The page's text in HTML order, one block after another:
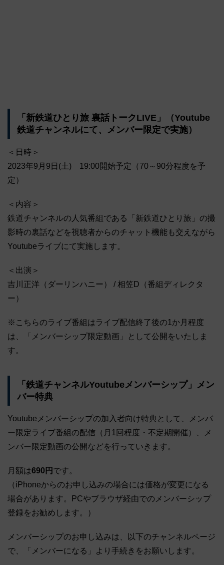
「新鉄道ひとり旅 裏話トークLIVE」（Youtube
鉄道チャンネルにて、メンバー限定で実施）
＜日時＞
2023年9月9日(土) 19:00開始予定（70～90分程度を予
定）
＜内容＞
鉄道チャンネルの人気番組である「新鉄道ひとり旅」の撮
影時の裏話などを視聴者からのチャット機能も交えながら
Youtubeライブにて実施します。
＜出演＞
吉川正洋（ダーリンハニー） / 相笠D（番組ディレクタ
ー）
※こちらのライブ番組はライブ配信終了後の1か月程度
は、「メンバーシップ限定動画」として公開をいたしま
す。
「鉄道チャンネルYoutubeメンバーシップ」メン
バー特典
Youtubeメンバーシップの加入者向け特典として、メンバ
ー限定ライブ番組の配信（月1回程度・不定期開催）、メ
ンバー限定動画の公開などを行っていきます。
月額は690円 です。
（iPhoneからのお申し込みの場合には価格が変更になる
場合があります。PCやブラウザ経由でのメンバーシップ
登録をお勧めします。）
メンバーシップのお申し込みは、以下のチャンネルページ
で、「メンバーになる」より手続きをお願いします。